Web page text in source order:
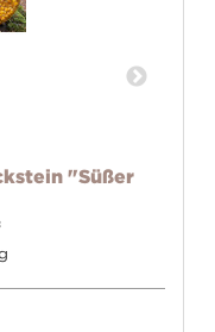
"Süßer